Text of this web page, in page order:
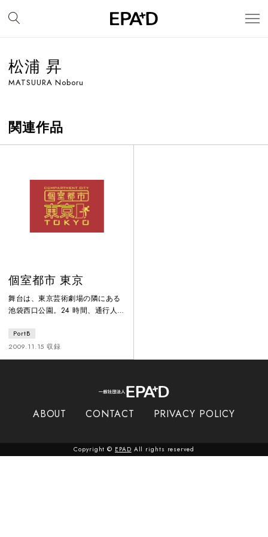
松浦 昇
MATSUURA Noboru
関連作品
個室都市 東京
舞台は、東京芸術劇場の隣にある
池袋西口公園。24 時間、通行人な
が形成されるこの場所に、高山は
個室ユニットを連ねたインスタレ
ーションを立ち上げた。1時間500
った、公園を行き交ったりそこで
ー映像が約370人分鑑賞できる。
PortB
2009.11.15 収録
ABOUT CONTACT PRIVACY POLICY
Copyright © EPAD All rights reserved